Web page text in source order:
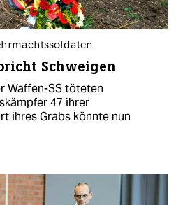
Schweigen
Waffen-SS töteten
47 ihrer
ihres Grabs könnte nun